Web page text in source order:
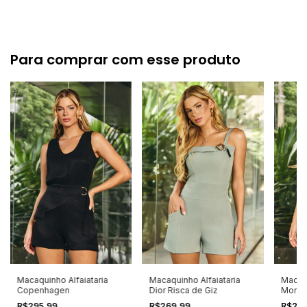
Para comprar com esse produto
Macaquinho Alfaiataria
Copenhagen
Macaquinho Alfaiataria
Dior Risca de Giz